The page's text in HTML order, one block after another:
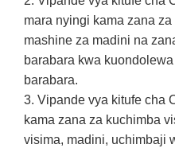
mara nyingi kama zana
mashine za madini na
barabara kwa
barabara.
3. Vipande vya kitufe cha
kama zana za kuchimba
visima, madini, uchimbaji